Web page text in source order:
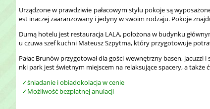
Urządzone w prawdziwie pałacowym stylu pokoje są
est inaczej zaaranżowany i jedyny w swoim rodzaju. Pokoje
Dumą hotelu jest restauracja LALA, położona w budynku
u czuwa szef kuchni Mateusz Szpytma, który przygotowuje
Pałac Brunów przygotował dla gości wewnętrzny basen, jacuzzi
nki park jest świetnym miejscem na relaksujące spacery, a także
śniadanie i obiadokolacja w cenie
Możliwość bezpłatnej anulacji